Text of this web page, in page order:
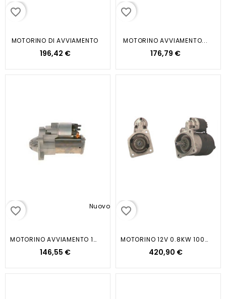
favorite_border
MOTORINO DI AVVIAMENTO
196,42 €
favorite_border
MOTORINO AVVIAMENTO...
176,79 €
Nuovo
favorite_border
MOTORINO AVVIAMENTO 12V 1.90 KW...
146,55 €
favorite_border
MOTORINO 12V 0.8KW 100/80 1976-- 8
420,90 €